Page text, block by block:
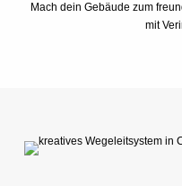
Mach dein Gebäude zum
mit